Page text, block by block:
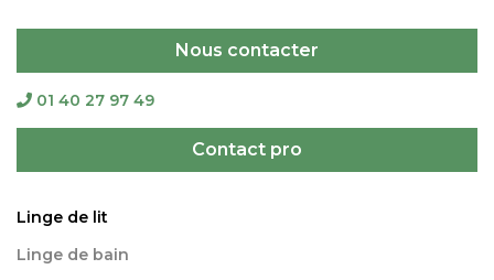
Nous contacter
01 40 27 97 49
Contact pro
Linge de lit
Linge de bain